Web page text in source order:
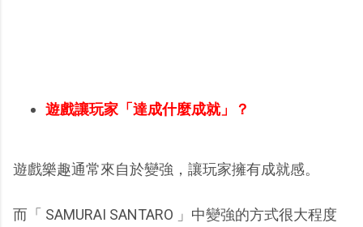
遊戲讓玩家「達成什麼成就」？
遊戲樂趣通常來自於變強，讓玩家擁有成就感。
而「 SAMURAI SANTARO 」中變強的方式很大程度